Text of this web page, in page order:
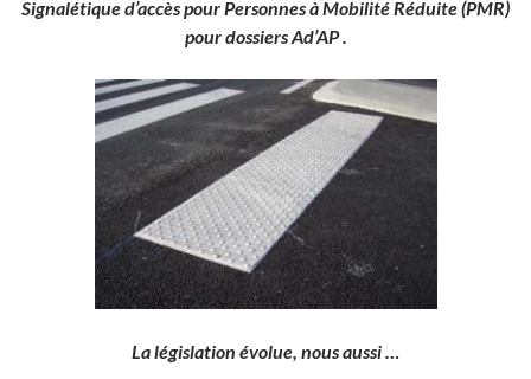
Signalétique d’accès pour Personnes à Mobilité Réduite (PMR)
pour dossiers Ad’AP .
La législation évolue, nous aussi …